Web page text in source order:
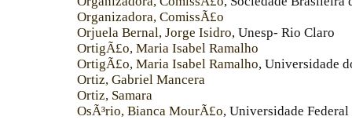
Organizadora, ComissÃ£o
Orjuela Bernal, Jorge Isidro, Unesp- Rio Claro
OrtigÃ£o, Maria Isabel Ramalho
OrtigÃ£o, Maria Isabel Ramalho, Universidade
Ortiz, Gabriel Mancera
Ortiz, Samara
OsÃ³rio, Bianca MourÃ£o, Universidade